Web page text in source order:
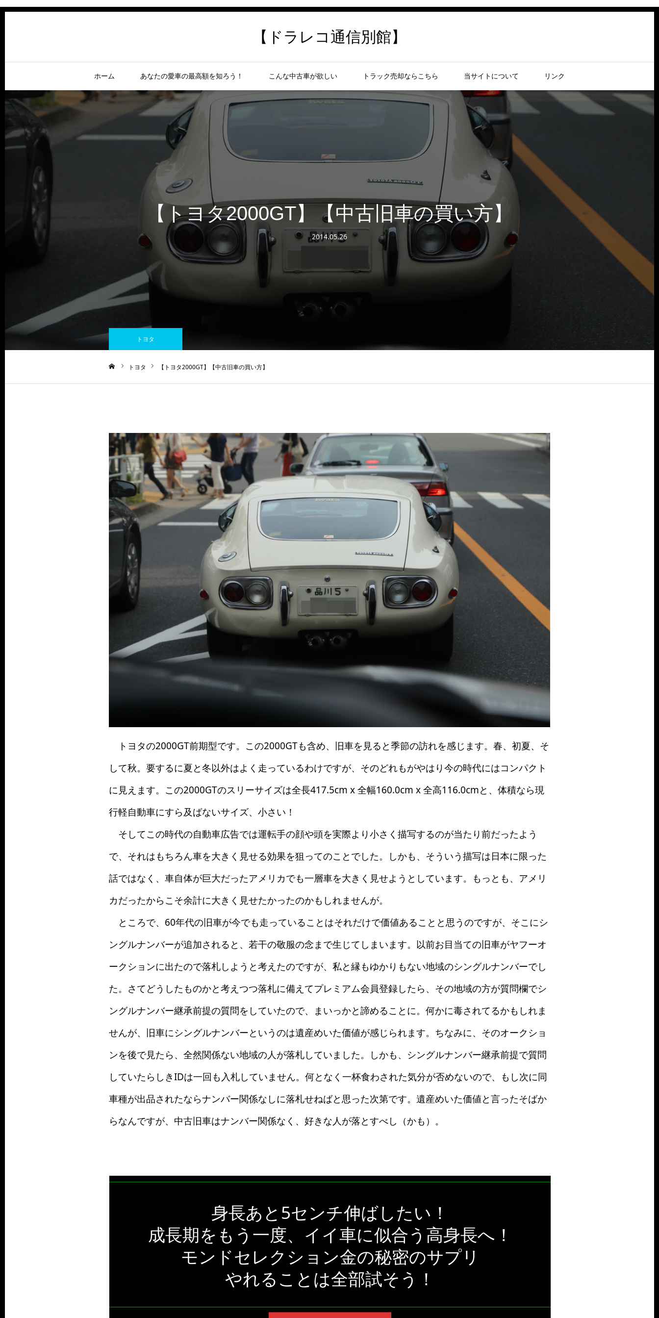
【ドラレコ通信別館】
ホーム あなたの愛車の最高額を知ろう！ こんな中古車が欲しい トラック売却ならこちら 当サイトについて リンク
【トヨタ2000GT】【中古旧車の買い方】
2014.05.26
トヨタ
トヨタ 【トヨタ2000GT】【中古旧車の買い方】
トヨタの2000GT前期型です。この2000GTも含め、旧車を見ると季節の訪れを感じます。春、初夏、そ
して秋。要するに夏と冬以外はよく走っているわけですが、そのどれもがやはり今の時代にはコンパクト
に見えます。この2000GTのスリーサイズは全長417.5cm x 全幅160.0cm x 全高116.0cmと、体積なら現
行軽自動車にすら及ばないサイズ、小さい！
そしてこの時代の自動車広告では運転手の顔や頭を実際より小さく描写するのが当たり前だったよう
で、それはもちろん車を大きく見せる効果を狙ってのことでした。しかも、そういう描写は日本に限った
話ではなく、車自体が巨大だったアメリカでも一層車を大きく見せようとしています。もっとも、アメリ
カだったからこそ余計に大きく見せたかったのかもしれませんが。
ところで、60年代の旧車が今でも走っていることはそれだけで価値あることと思うのですが、そこにシ
ングルナンバーが追加されると、若干の敬服の念まで生じてしまいます。以前お目当ての旧車がヤフーオ
ークションに出たので落札しようと考えたのですが、私と縁もゆかりもない地域のシングルナンバーでし
た。さてどうしたものかと考えつつ落札に備えてプレミアム会員登録したら、その地域の方が質問欄でシ
ングルナンバー継承前提の質問をしていたので、まいっかと諦めることに。何かに毒されてるかもしれま
せんが、旧車にシングルナンバーというのは遺産めいた価値が感じられます。ちなみに、そのオークショ
ンを後で見たら、全然関係ない地域の人が落札していました。しかも、シングルナンバー継承前提で質問
していたらしきIDは一回も入札していません。何となく一杯食わされた気分が否めないので、もし次に同
車種が出品されたならナンバー関係なしに落札せねばと思った次第です。遺産めいた価値と言ったそばか
らなんですが、中古旧車はナンバー関係なく、好きな人が落とすべし（かも）。
身長あと5センチ伸ばしたい！
成長期をもう一度、イイ車に似合う高身長へ！
モンドセレクション金の秘密のサプリ
やれることは全部試そう！